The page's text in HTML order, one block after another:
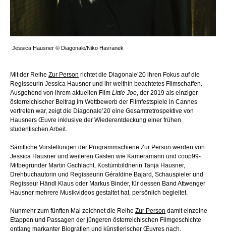
Jessica Hausner © Diagonale/Niko Havranek
Mit der Reihe Zur Person richtet die Diagonale’20 ihren Fokus auf die
Regisseurin Jessica Hausner und ihr weithin beachtetes Filmschaffen.
Ausgehend von ihrem aktuellen Film Little Joe, der 2019 als einziger
österreichischer Beitrag im Wettbewerb der Filmfestspiele in Cannes
vertreten war, zeigt die Diagonale’20 eine Gesamtretrospektive von
Hausners Œuvre inklusive der Wiederentdeckung einer frühen
studentischen Arbeit.
Sämtliche Vorstellungen der Programmschiene Zur Person werden von
Jessica Hausner und weiteren Gästen wie Kameramann und coop99-
Mitbegründer Martin Gschlacht, Kostümbildnerin Tanja Hausner,
Drehbuchautorin und Regisseurin Géraldine Bajard, Schauspieler und
Regisseur Händl Klaus oder Markus Binder, für dessen Band Attwenger
Hausner mehrere Musikvideos gestaltet hat, persönlich begleitet.
Nunmehr zum fünften Mal zeichnet die Reihe Zur Person damit einzelne
Etappen und Passagen der jüngeren österreichischen Filmgeschichte
entlang markanter Biografien und künstlerischer Œuvres nach.